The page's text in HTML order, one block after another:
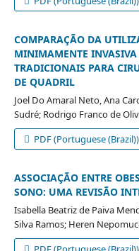
COMPARAÇÃO DA
MINIMAMENTE INVASIVA
TRADICIONAIS PARA
DE QUADRIL
Joel Do Amaral Neto, Ana
Sudré; Rodrigo Franco de
PDF (Portuguese (Brazil))
ASSOCIAÇÃO ENTRE
SONO: UMA REVISÃO
Isabella Beatriz de Paiva
Silva Ramos; Heren